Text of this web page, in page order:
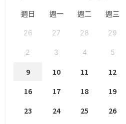
週日 週一 週二 週三
26 27 28 29
2 3 4 5
9 10 11 12
16
17 18 19
23
24 25 26